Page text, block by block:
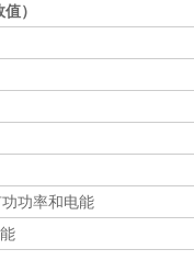
）
功率和电能